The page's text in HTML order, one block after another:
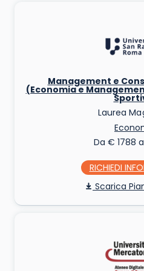
Management e
(Economia e
Laurea
Da € 1788
RICHIEDI INFO